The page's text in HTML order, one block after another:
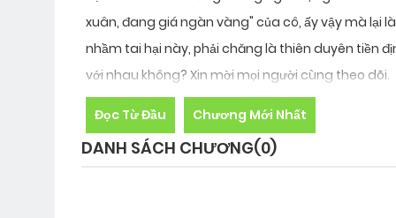
xuân, đang giá ngàn vàng" của cô, ấy vậy mà lại
nhầm tai hại này, phải chăng là thiên duyên tiền
với nhau không? Xin mời mọi người cùng theo dõi.
Đọc Từ Đầu Chương Mới Nhất
DANH SÁCH CHƯƠNG(0)